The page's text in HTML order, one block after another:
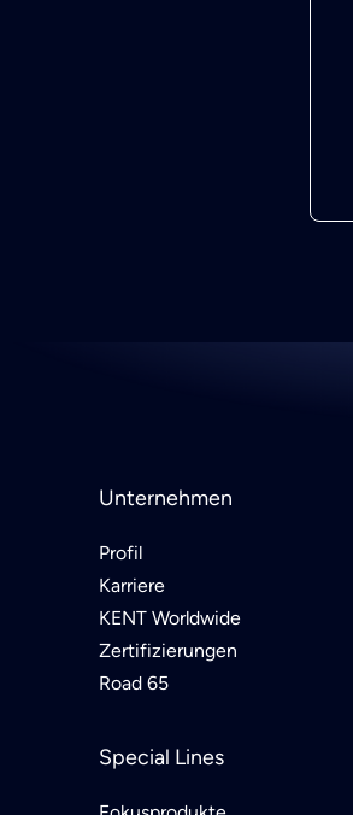
Unternehmen
Profil
Karriere
KENT Worldwide
Zertifizierungen
Road 65
Special Lines